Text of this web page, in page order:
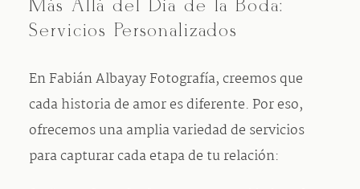
Más Allá del Día de la Boda:
Servicios Personalizados
En Fabián Albayay Fotografía, creemos que
cada historia de amor es diferente. Por eso,
ofrecemos una amplia variedad de servicios
para capturar cada etapa de tu relación: